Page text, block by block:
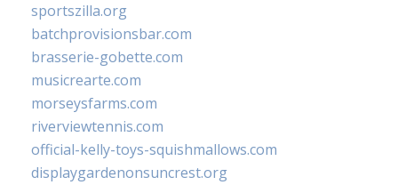
sportszilla.org
batchprovisionsbar.com
brasserie-gobette.com
musicrearte.com
morseysfarms.com
riverviewtennis.com
official-kelly-toys-squishmallows.com
displaygardenonsuncrest.org